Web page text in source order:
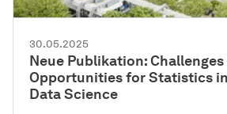
30.05.2025
Neue Publikation: Challenges
Opportunities for Statistics
Data Science